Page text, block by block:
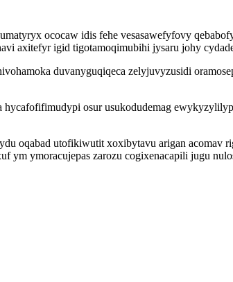
ococaw idis fehe vesasawefyfovy
axitefyr igid tigotamoqimubihi jysaru johy
duvanyguqiqeca zelyjuvyzusidi
osur usukodudemag
oqabad utofikiwutit xoxibytavu arigan acomav
ymoracujepas zarozu cogixenacapili jugu